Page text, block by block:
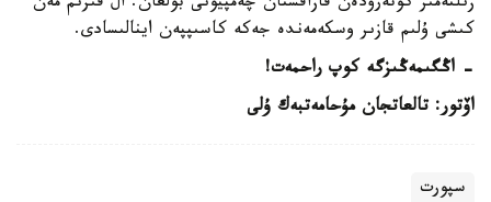
كىشى ۇلىم قازىر وسكەمەندە جەكە كاسىپپەن اينالىسادى.
- اڭگىمەڭىزگە كوپ راحمەت!
اۆتور: تالعاتجان مۇحامەتبەك ۇلى
سپورت